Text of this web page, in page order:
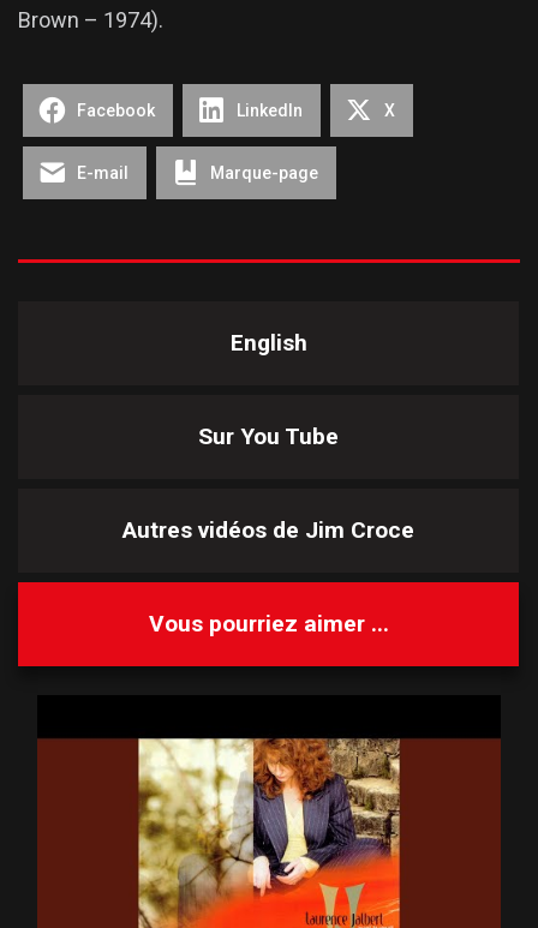
Brown – 1974).
Facebook LinkedIn X
E-mail Marque-page
English
Sur You Tube
Autres vidéos de Jim Croce
Vous pourriez aimer ...